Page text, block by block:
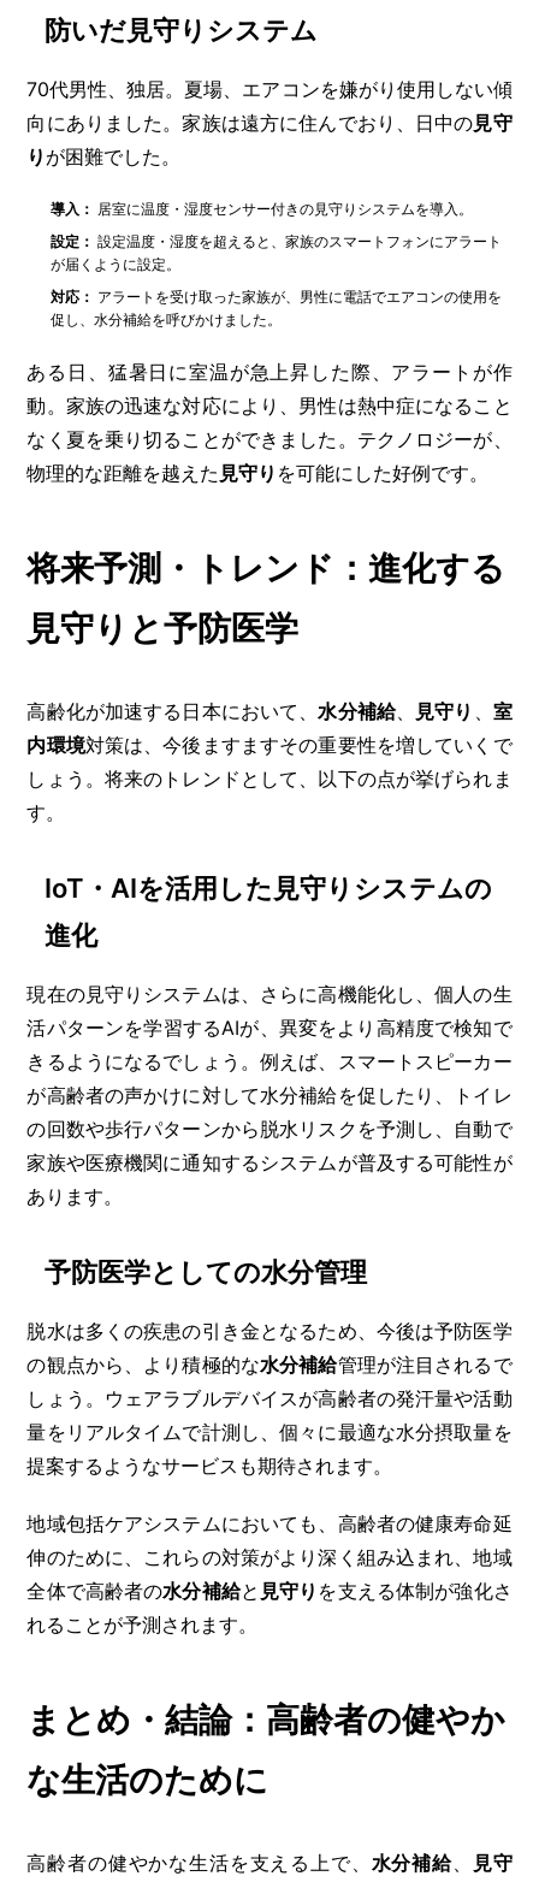
防いだ見守りシステム
70代男性、独居。夏場、エアコンを嫌がり使用しない傾
向にありました。家族は遠方に住んでおり、日中の見守
り が困難でした。
導入： 居室に温度・湿度センサー付きの見守りシステムを導入。
設定： 設定温度・湿度を超えると、家族のスマートフォンにアラート
が届くように設定。
対応： アラートを受け取った家族が、男性に電話でエアコンの使用を
促し、水分補給を呼びかけました。
ある日、猛暑日に室温が急上昇した際、アラートが作
動。家族の迅速な対応により、男性は熱中症になること
なく夏を乗り切ることができました。テクノロジーが、
物理的な距離を越えた 見守り を可能にした好例です。
将来予測・トレンド：進化する
見守りと予防医学
高齢化が加速する日本において、 水分補給、 見守り
室
内環境対策は、今後ますますその重要性を増していくで
しょう。将来のトレンドとして、以下の点が挙げられま
す。
IoT・AIを活用した見守りシステムの
進化
現在の見守りシステムは、さらに高機能化し、個人の生
活パターンを学習するAIが、異変をより高精度で検知で
きるようになるでしょう。例えば、スマートスピーカー
が高齢者の声かけに対して水分補給を促したり、トイレ
の回数や歩行パターンから脱水リスクを予測し、自動で
家族や医療機関に通知するシステムが普及する可能性が
あります。
予防医学としての水分管理
脱水は多くの疾患の引き金となるため、今後は予防医学
の観点から、より積極的な水分補給管理が注目されるで
しょう。ウェアラブルデバイスが高齢者の発汗量や活動
量をリアルタイムで計測し、個々に最適な水分摂取量を
提案するようなサービスも期待されます。
地域包括ケアシステムにおいても、高齢者の健康寿命延
伸のために、これらの対策がより深く組み込まれ、地域
全体で高齢者の水分補給と 見守り を支える体制が強化さ
れることが予測されます。
まとめ・結論：高齢者の健やか
な生活のために
高齢者の健やかな生活を支える上で、 水分補給、
見守